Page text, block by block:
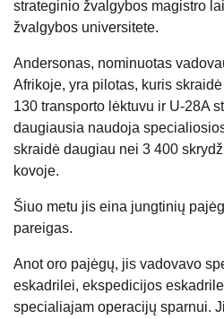
strateginio žvalgybos magistro
žvalgybos universitete.
Andersonas, nominuotas
Afrikoje, yra pilotas, kuris
130 transporto lėktuvu ir U-28A
daugiausia naudoja
skraidė daugiau nei 3 400
kovoje.
Šiuo metu jis eina jungtinių
pareigas.
Anot oro pajėgų, jis vadovavo
eskadrilei, ekspedicijos
specialiajam operacijų sparnui.